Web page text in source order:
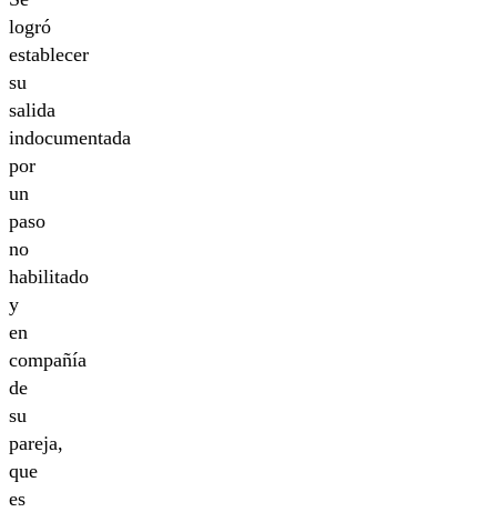
logró
establecer
su
salida
indocumentada
por
un
paso
no
habilitado
y
en
compañía
de
su
pareja,
que
es